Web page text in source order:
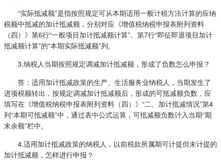
“实际抵减额”是指按照规定可从本期适用一般计税方法计算的应纳
税额中抵减的加计抵减额，分别对应《增值税纳税申报表附列资料
（四）》第6行“一般项目加计抵减额计算”、第7行“即征即退项目加计
抵减额计算”的“本期实际抵减额”列。
3.纳税人当期按照规定调减加计抵减额，形成了负数怎么申报？
答：适用加计抵减政策的生产、生活服务业纳税人，当期发生了
进项税额转出，按规定调减加计抵减额后，形成的可抵减额负数，应
填写在《增值税纳税申报表附列资料（四）》“二、加计抵减情况”第4
列“本期可抵减额”中，通过表中公式运算，可抵减额负数计入当期“期
末余额”栏中。
4.适用加计抵减政策的纳税人，以前税款所属期可计提但未计提的
加计抵减额，怎样进行申报？